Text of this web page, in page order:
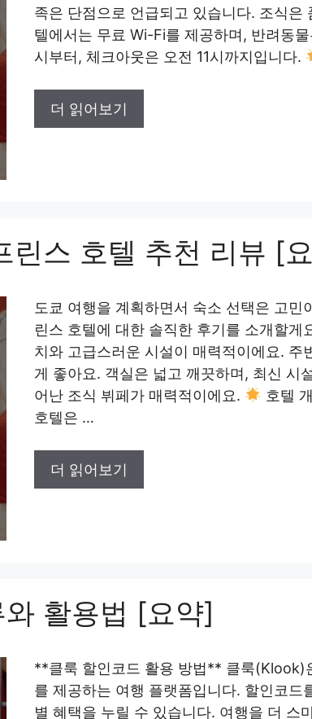
족은 단점으로 언급되고 있습니다. 조식은
텔에서는 무료 Wi-Fi를 제공하며, 반려동
시부터, 체크아웃은 오전 11시까지입니다.
더 읽어보기
린스 호텔 추천 리뷰 [
도쿄 여행을 계획하면서 숙소 선택은 고민
린스 호텔에 대한 솔직한 후기를 소개할게
치와 고급스러운 시설이 매력적이에요. 주
게 좋아요. 객실은 넓고 깨끗하며, 최신 시
어난 조식 뷔페가 매력적이에요.
호텔
호텔은 …
더 읽어보기
활용법 [요약]
**클룩 할인코드 활용 방법** 클룩(Klook)
를 제공하는 여행 플랫폼입니다. 할인코드
별 혜택을 누릴 수 있습니다. 여행을 더 스